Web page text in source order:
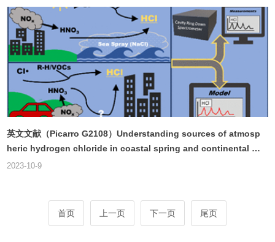
英文文献（Picarro G2108）Understanding sources of atmosp
heric hydrogen chloride in coastal spring and continental wi
nter
2023-10-9
首页 上一页 下一页 尾页